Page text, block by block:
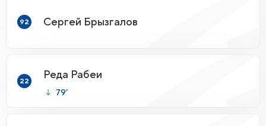
92 Сергей Брызгалов
22
Реда Рабеи
79’